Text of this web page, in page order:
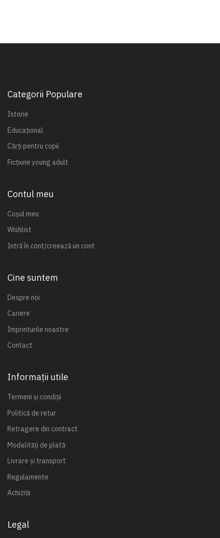
Categorii Populare
Istorie
Educațional
Cărți pentru copii
Ficțiune young adult
Contul meu
Coșul meu
Wishlist
Intră în cont/creează un cont
Cine suntem
Despre noi
Cariere
Imprinturile noastre
Contact
Informații utile
Termeni și condiții
Politică de retur
Retragere din contract
Modalități de plată
Livrare și transport
Regulamente
Achiziții
Legal